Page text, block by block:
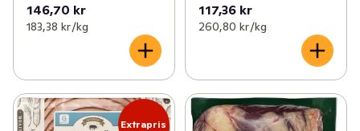
146,70 kr
183,38 kr /kg
117,36 kr
260,80 kr /kg
Extrapris